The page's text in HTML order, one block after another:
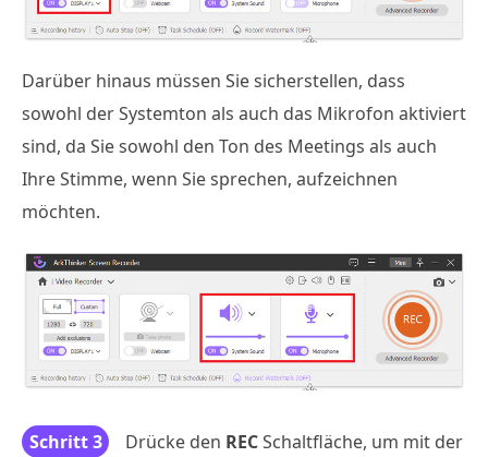
Darüber hinaus müssen Sie sicherstellen, dass
sowohl der Systemton als auch das Mikrofon aktiviert
sind, da Sie sowohl den Ton des Meetings als auch
Ihre Stimme, wenn Sie sprechen, aufzeichnen
möchten.
Schritt 3 Drücke den RECSchaltfläche, um mit der